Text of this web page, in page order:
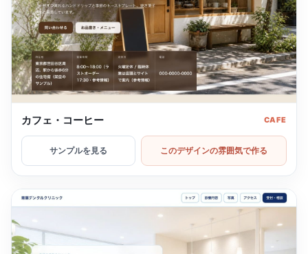
カフェ・コーヒー CAFE
サンプルを見る このデザインの雰囲気で作る